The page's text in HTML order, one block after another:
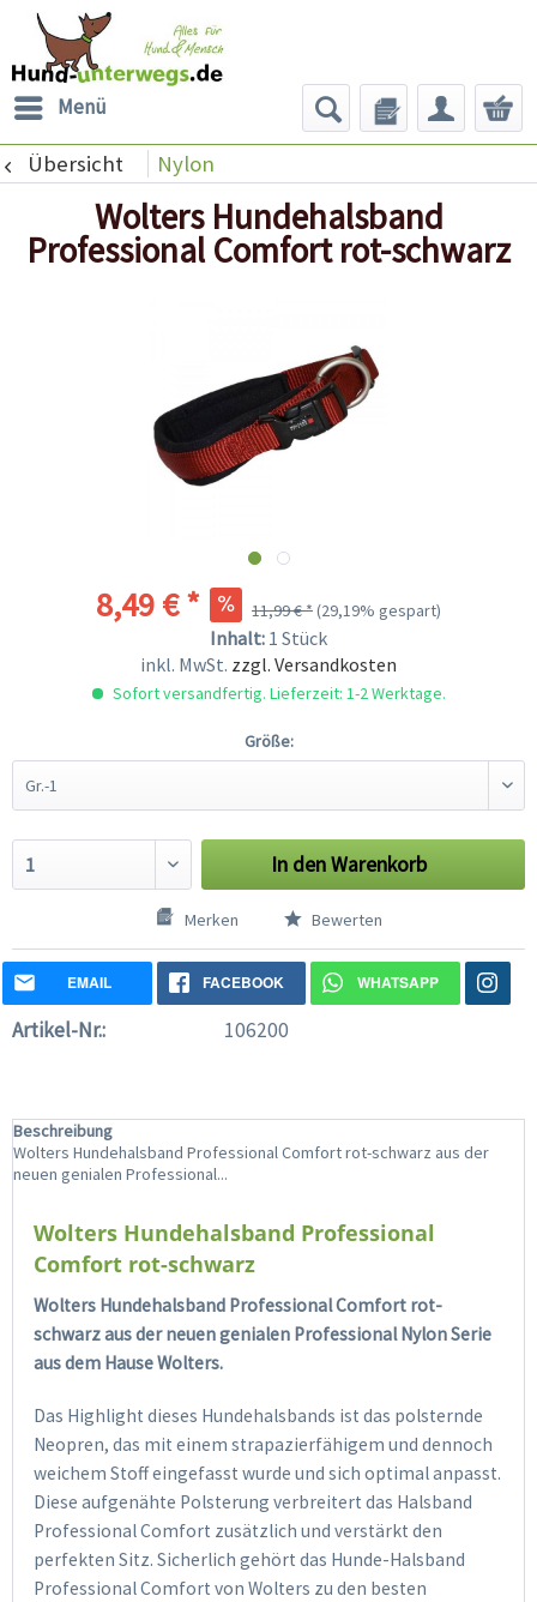
Menü
Übersicht Nylon
Wolters Hundehalsband
Professional Comfort rot-schwarz
8,49 € * 11,99 € *(29,19% gespart)
Inhalt: 1 Stück
inkl. MwSt. zzgl. Versandkosten
Sofort versandfertig. Lieferzeit: 1-2 Werktage.
Größe:
In denWarenkorb
Merken Bewerten
EMAIL FACEBOOK WHATSAPP
Artikel-Nr.: 106200
Beschreibung
Wolters Hundehalsband Professional Comfort rot-schwarz aus der
neuen genialen Professional...
Wolters Hundehalsband Professional
Comfort rot-schwarz
Wolters Hundehalsband Professional Comfort rot-
schwarz aus der neuen genialen Professional Nylon Serie
aus dem Hause Wolters.
Das Highlight dieses Hundehalsbands ist das polsternde
Neopren, das mit einem strapazierfähigem und dennoch
weichem Stoff eingefasst wurde und sich optimal anpasst.
Diese aufgenähte Polsterung verbreitert das Halsband
Professional Comfort zusätzlich und verstärkt den
perfekten Sitz. Sicherlich gehört das Hunde-Halsband
Professional Comfort von Wolters zu den besten